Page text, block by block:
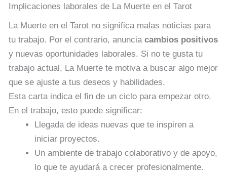
Implicaciones laborales de La Muerte en el Tarot
La Muerte en el Tarot no significa malas noticias para
tu trabajo. Por el contrario, anuncia cambios positivos
y nuevas oportunidades laborales. Si no te gusta tu
trabajo actual, La Muerte te motiva a buscar algo mejor
que se ajuste a tus deseos y habilidades.
Esta carta indica el fin de un ciclo para empezar otro.
En el trabajo, esto puede significar:
Llegada de ideas nuevas que te inspiren a
iniciar proyectos.
Un ambiente de trabajo colaborativo y de apoyo,
lo que te ayudará a crecer profesionalmente.